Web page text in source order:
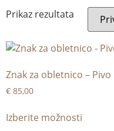
Prikaz rezultata
Znak za obletnico – Pivo
€ 85,00
Izberite možnosti